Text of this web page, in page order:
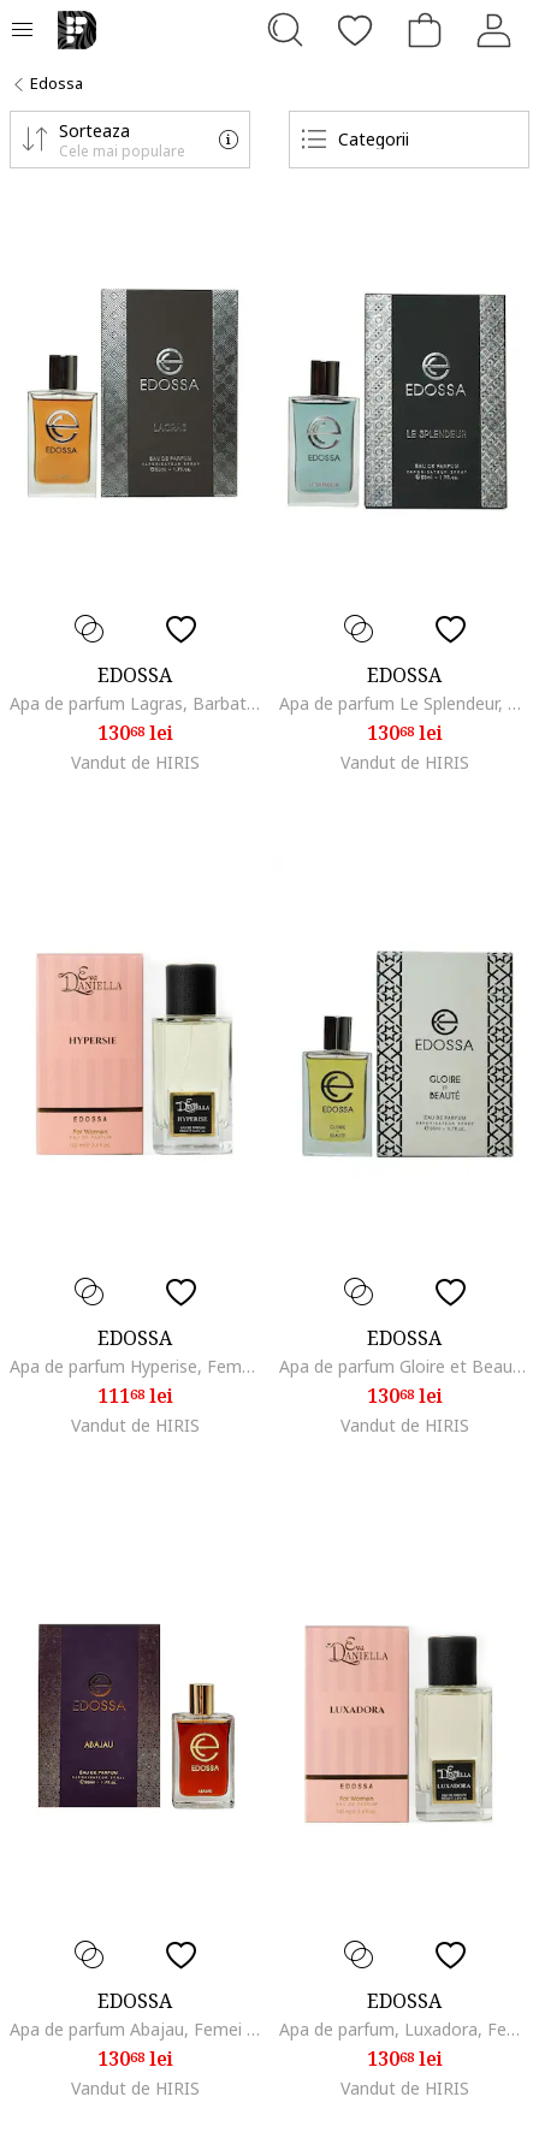
Edossa
Categorii
Sorteaza
Cele mai populare
EDOSSA
Apa de parfum Lagras, Barbati editie de lux, 50 ml
13068lei
Vandut de HIRIS
EDOSSA
Apa de parfum Le Splendeur, Barbati editie de lux, 50 ml
13068lei
Vandut de HIRIS
EDOSSA
Apa de parfum Hyperise, Femei, 100 ml
11168lei
Vandut de HIRIS
EDOSSA
Apa de parfum Gloire et Beaute, Apa de Parfum, Femei editie de lux, 50 ml
13068lei
Vandut de HIRIS
EDOSSA
Apa de parfum Abajau, Femei editie de lux, 50 ml
13068lei
Vandut de HIRIS
EDOSSA
Apa de parfum, Luxadora, Femei, 100 ml
13068lei
Vandut de HIRIS